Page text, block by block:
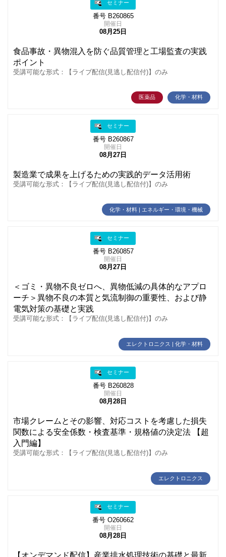
セミナー
番号 B260865
開催日
08月25日
食品事故・異物混入を防ぐ品質管理と工場監査の実践
ポイント
受講可能な形式：【ライブ配信(見逃し配信付)】のみ
医薬品 化学・材料
セミナー
番号 B260867
開催日
08月27日
製造業で成果を上げるための実践的データ活用術
受講可能な形式：【ライブ配信(見逃し配信付)】のみ
化学・材料 | エネルギー・環境・機械
セミナー
番号 B260857
開催日
08月27日
＜ゴミ・異物不良ゼロへ、異物低減の具体的なアプロ
ーチ＞異物不良の本質と気流制御の重要性、および静
電気対策の基礎と実践
受講可能な形式：【ライブ配信(見逃し配信付)】のみ
エレクトロニクス | 化学・材料
セミナー
番号 B260828
開催日
08月28日
市場クレームとその影響、対応コストを考慮した損失
関数による安全係数・検査基準・規格値の決定法 【超
入門編】
受講可能な形式：【ライブ配信(見逃し配信付)】のみ
エレクトロニクス
セミナー
番号 O260662
開催日
08月28日
【オンデマンド配信】産業排水処理技術の基礎と最新